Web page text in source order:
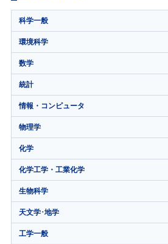
科学一般
環境科学
数学
統計
情報・コンピュータ
物理学
化学
化学工学・工業化学
生物科学
天文学･地学
工学一般